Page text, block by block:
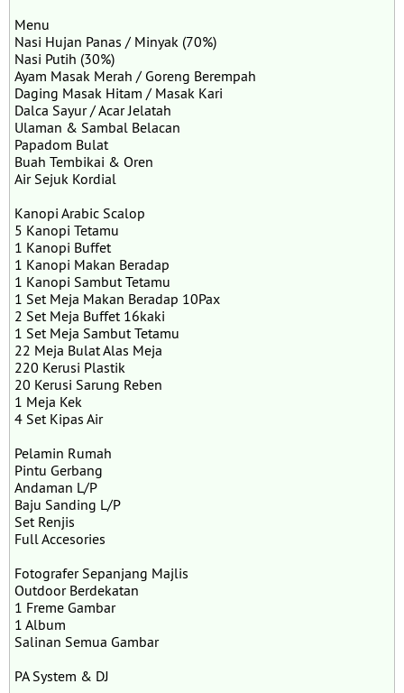
Menu
Nasi Hujan Panas / Minyak (70%)
Nasi Putih (30%)
Ayam Masak Merah / Goreng Berempah
Daging Masak Hitam / Masak Kari
Dalca Sayur / Acar Jelatah
Ulaman & Sambal Belacan
Papadom Bulat
Buah Tembikai & Oren
Air Sejuk Kordial
Kanopi Arabic Scalop
5 Kanopi Tetamu
1 Kanopi Buffet
1 Kanopi Makan Beradap
1 Kanopi Sambut Tetamu
1 Set Meja Makan Beradap 10Pax
2 Set Meja Buffet 16kaki
1 Set Meja Sambut Tetamu
22 Meja Bulat Alas Meja
220 Kerusi Plastik
20 Kerusi Sarung Reben
1 Meja Kek
4 Set Kipas Air
Pelamin Rumah
Pintu Gerbang
Andaman L/P
Baju Sanding L/P
Set Renjis
Full Accesories
Fotografer Sepanjang Majlis
Outdoor Berdekatan
1 Freme Gambar
1 Album
Salinan Semua Gambar
PA System & DJ